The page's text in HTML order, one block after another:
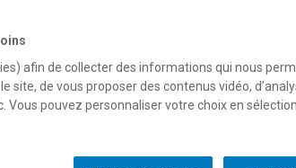
afin de collecter des informations qui nous
site, de vous proposer des contenus vidéo,
Vous pouvez personnaliser votre choix en